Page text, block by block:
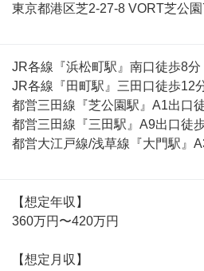
東京都港区芝2-27-8 VORT芝公
JR各線『浜松町駅』南口徒歩8分
JR各線『田町駅』三田口徒歩12
都営三田線『芝公園駅』A1出口
都営三田線『三田駅』A9出口徒
都営大江戸線/浅草線『大門駅』
【想定年収】
360万円〜420万円
【想定月収】